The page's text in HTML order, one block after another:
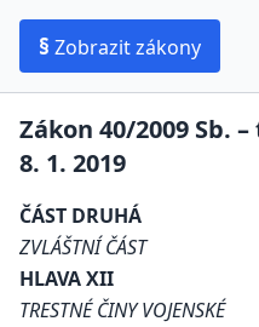
§ Zobrazit zákony
Zákon 40/2009 Sb.
8. 1. 2019
ČÁST DRUHÁ
ZVLÁŠTNÍ ČÁST
HLAVA XII
TRESTNÉ ČINY VOJENSKÉ